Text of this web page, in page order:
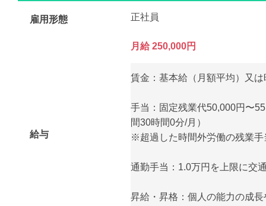
雇用形態 正社員
給与
月給 250,000円
賃金：基本給（月額平均）又
手当：固定残業代50,000円〜
間30時間0分/月）
※超過した時間外労働の残業手
通勤手当：1.0万円を上限に交
昇給・昇格：個人の能力の成